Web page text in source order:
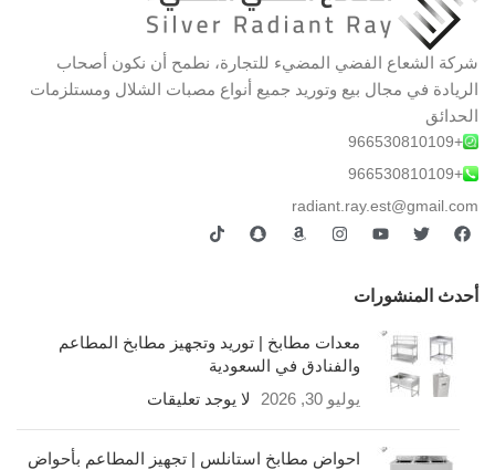
شركة الشعاع الفضي المضيء للتجارة، نطمح أن نكون أصحاب
الريادة في مجال بيع وتوريد جميع أنواع مصبات الشلال ومستلزمات
الحدائق
+966530810109
+966530810109
radiant.ray.est@gmail.com
أحدث المنشورات
معدات مطابخ | توريد وتجهيز مطابخ المطاعم
والفنادق في السعودية
يوليو 30, 2026
لا يوجد تعليقات
احواض مطابخ استانلس | تجهيز المطاعم بأحواض